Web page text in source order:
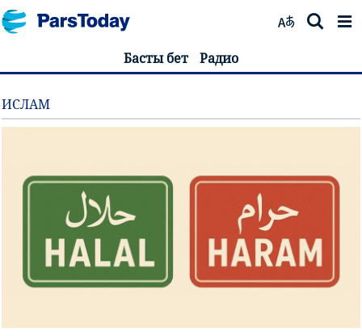
Басты бет Радио
ИСЛАМ